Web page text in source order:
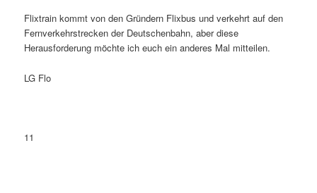
Flixtrain kommt von den Gründern Flixbus und verkehrt auf den
Fernverkehrstrecken der Deutschenbahn, aber diese
Herausforderung möchte ich euch ein anderes Mal mitteilen.
LG Flo
11